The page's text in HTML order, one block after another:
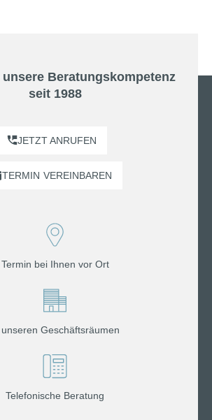
unsere Beratungskompetenz
seit 1988
JETZT ANRUFEN
TERMIN VEREINBAREN
Termin bei Ihnen vor Ort
unseren Geschäftsräumen
Telefonische Beratung